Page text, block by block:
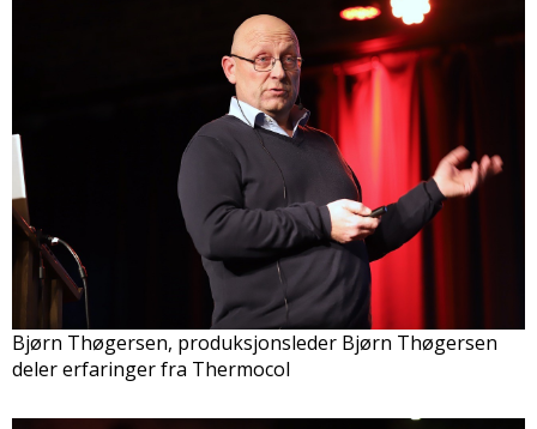
Bjørn Thøgersen, produksjonsleder Bjørn Thøgersen
deler erfaringer fra Thermocol